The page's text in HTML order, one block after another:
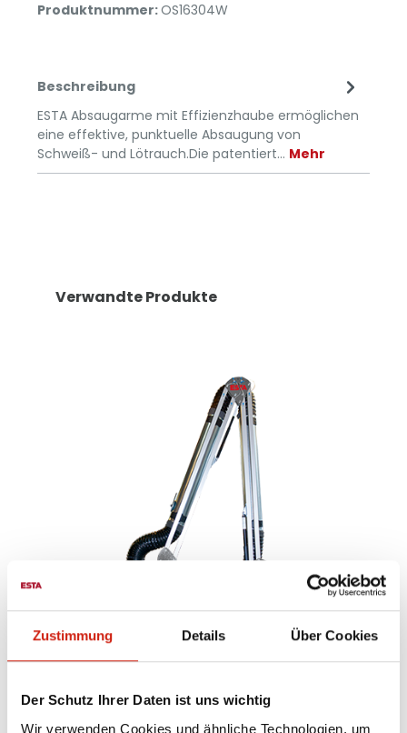
Zustimmung Details Über Cookies
Der Schutz Ihrer Daten ist uns wichtig
Wir verwenden Cookies und ähnliche Technologien, um
Produktnummer:OS16304W
Beschreibung
ESTA Absaugarme mit Effizienzhaube ermöglichen
eine effektive, punktuelle Absaugung von
Schweiß- und Lötrauch.Die patentiert… Mehr
Verwandte Produkte
Ausführung mit Düsenhaube